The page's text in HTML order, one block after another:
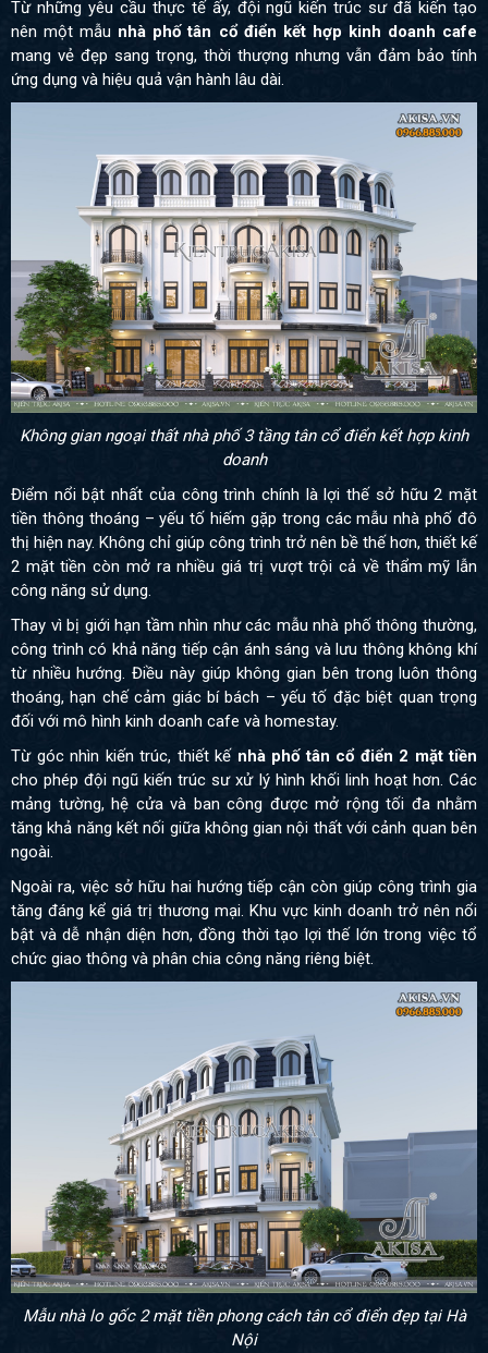
Từ những yêu cầu thực tế ấy, đội ngũ kiến trúc sư đã kiến tạo
nên một mẫu nhà phố tân cổ điển kết hợp kinh doanh cafe
mang vẻ đẹp sang trọng, thời thượng nhưng vẫn đảm bảo tính
ứng dụng và hiệu quả vận hành lâu dài.
Không gian ngoại thất nhà phố 3 tầng tân cổ điển kết hợp kinh
doanh
Điểm nổi bật nhất của công trình chính là lợi thế sở hữu 2 mặt
tiền thông thoáng – yếu tố hiếm gặp trong các mẫu nhà phố đô
thị hiện nay. Không chỉ giúp công trình trở nên bề thế hơn, thiết kế
2 mặt tiền còn mở ra nhiều giá trị vượt trội cả về thẩm mỹ lẫn
công năng sử dụng.
Thay vì bị giới hạn tầm nhìn như các mẫu nhà phố thông thường,
công trình có khả năng tiếp cận ánh sáng và lưu thông không khí
từ nhiều hướng. Điều này giúp không gian bên trong luôn thông
thoáng, hạn chế cảm giác bí bách – yếu tố đặc biệt quan trọng
đối với mô hình kinh doanh cafe và homestay.
Từ góc nhìn kiến trúc, thiết kế nhà phố tân cổ điển 2 mặt tiền
cho phép đội ngũ kiến trúc sư xử lý hình khối linh hoạt hơn. Các
mảng tường, hệ cửa và ban công được mở rộng tối đa nhằm
tăng khả năng kết nối giữa không gian nội thất với cảnh quan bên
ngoài.
Ngoài ra, việc sở hữu hai hướng tiếp cận còn giúp công trình gia
tăng đáng kể giá trị thương mại. Khu vực kinh doanh trở nên nổi
bật và dễ nhận diện hơn, đồng thời tạo lợi thế lớn trong việc tổ
chức giao thông và phân chia công năng riêng biệt.
Mẫu nhà lo gốc 2 mặt tiền phong cách tân cổ điển đẹp tại Hà
Nội